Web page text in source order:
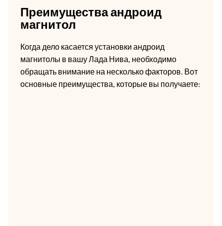
Преимущества андроид
магнитол
Когда дело касается установки андроид
магнитолы в вашу Лада Нива, необходимо
обращать внимание на несколько факторов. Вот
основные преимущества, которые вы получаете: